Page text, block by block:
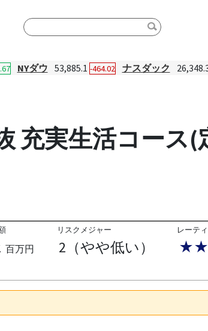
NYダウ 53,885.1 -464.02 ナスダック
充実生活コース
百万円
リスクメジャー
2（やや低い）
レーテ
★★